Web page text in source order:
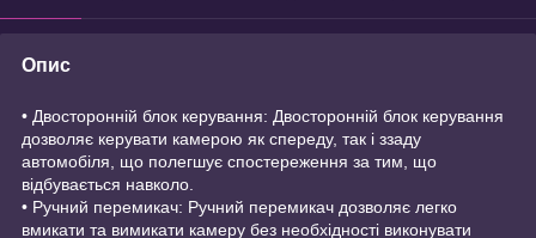
Опис
• Двосторонній блок керування: Двосторонній блок керування
дозволяє керувати камерою як спереду, так і ззаду
автомобіля, що полегшує спостереження за тим, що
відбувається навколо.
• Ручний перемикач: Ручний перемикач дозволяє легко
вмикати та вимикати камеру без необхідності виконувати